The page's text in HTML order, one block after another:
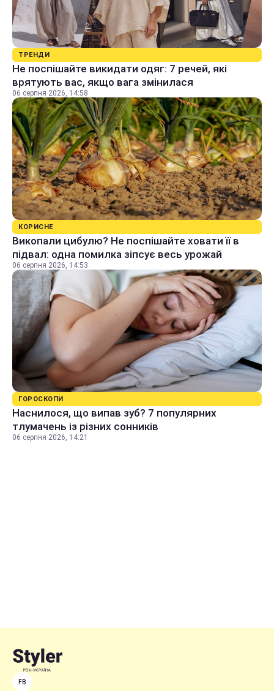
ТРЕНДИ
Не поспішайте викидати одяг: 7 речей, які
врятують вас, якщо вага змінилася
06 серпня 2026, 14:58
КОРИСНЕ
Викопали цибулю? Не поспішайте ховати її в
підвал: одна помилка зіпсує весь урожай
06 серпня 2026, 14:53
ГОРОСКОПИ
Наснилося, що випав зуб? 7 популярних
тлумачень із різних сонників
06 серпня 2026, 14:21
FB